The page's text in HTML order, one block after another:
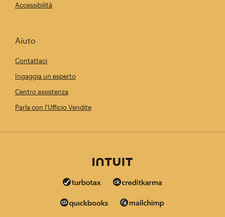
Accessibilità
Aiuto
Contattaci
Ingaggia un esperto
Centro assistenza
Parla con l'Ufficio Vendite